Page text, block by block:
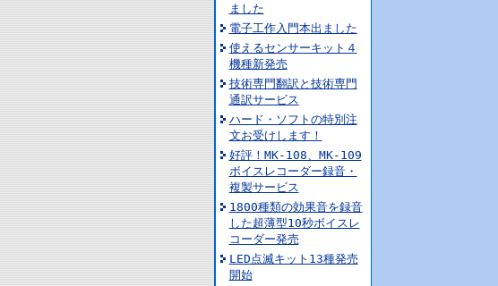
ました
電子工作入門本出ました
使えるセンサーキット４
機種新発売
技術専門翻訳と技術専門
通訳サービス
ハード・ソフトの特別注
文お受けします！
好評！MK-108、MK-109
ボイスレコーダー録音・
複製サービス
1800種類の効果音を録音
した超薄型10秒ボイスレ
コーダー発売
LED点滅キット13種発売
開始